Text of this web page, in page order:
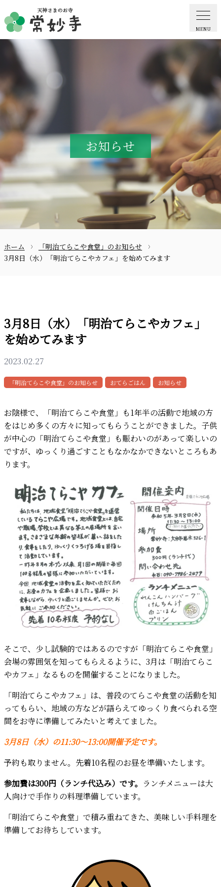
MENU
ホーム
常妙寺紹介
納骨堂・お墓
葬儀・供養・祈祷
ギャラリー
お知らせ
お問合せ
097-521-2585
お知らせ
ホーム
「明治てらこや食堂」のお知らせ
3月8日（水）「明治てらこやカフェ」を始めてみます
3月8日（水）「明治てらこやカフェ」
を始めてみます
2023.02.27
「明治てらこや食堂」のお知らせ おてらごはん お知らせ
お陰様で、「明治てらこや食堂」も1年半の活動で地域の方
をはじめ多くの方々に知ってもらうことができました。子供
が中心の「明治てらこや食堂」も賑わいのがあって楽しいの
ですが、ゆっくり過ごすこともなかなかできないところもあ
ります。
そこで、少し試験的ではあるのですが「明治てらこや食堂」
会場の雰囲気を知ってもらえるように、3月は「明治てらこ
やカフェ」なるものを開催することになりました。
「明治てらこやカフェ」は、普段のてらこや食堂の活動を知
ってもらい、地域の方などが語らえてゆっくり食べられる空
間をお寺に準備してみたいと考えてました。
3月8日（水）の11:30〜13:00開催予定です。
予約も取りません。先着10名程のお昼を準備いたします。
参加費は300円（ランチ代込み）です。 ランチメニューは大
人向けで手作りの料理準備しています。
「明治てらこや食堂」で積み重ねてきた、美味しい手料理を
準備してお待ちしています。